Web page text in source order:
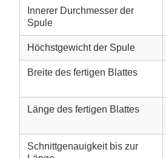
Innerer Durchmesser der
Spule
Höchstgewicht der Spule
Breite des fertigen Blattes
Länge des fertigen Blattes
Schnittgenauigkeit bis zur